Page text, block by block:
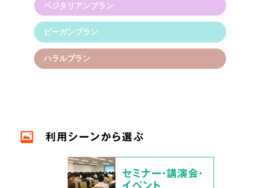
ベジタリアンプラン
ビーガンプラン
ハラルプラン